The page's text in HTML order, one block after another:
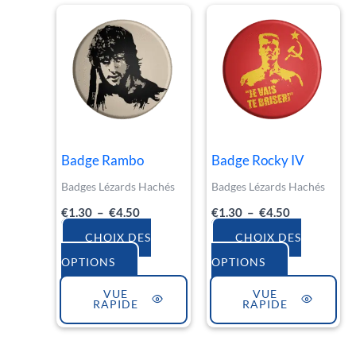
Badge Rambo
Badges Lézards Hachés
€1.30 – €4.50
de
prix :
€1.30
à
€4.50
CHOIX DES
OPTIONS
produit
a
plusieurs
variations.
options
peuvent
être
choisies
VUE
RAPIDE
Badge Rocky IV
Badges Lézards Hachés
€1.30 – €4.50
de
prix :
€1.30
à
€4.50
CHOIX DES
OPTIONS
produit
plusieurs
variations.
options
peuvent
être
choisies
VUE
RAPIDE